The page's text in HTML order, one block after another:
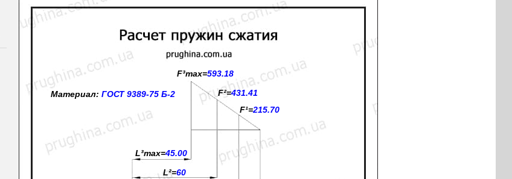
F¹=215.70
F²=431.41
F³max=593.18
L²=60
L³max=45.00
Материал: ГОСТ 9389-75 Б-2